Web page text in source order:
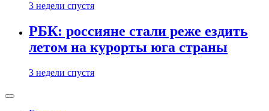
3 недели спустя
РБК: россияне стали реже ездить
летом на курорты юга страны
3 недели спустя